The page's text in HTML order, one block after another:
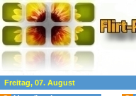
Freitag, 07. August